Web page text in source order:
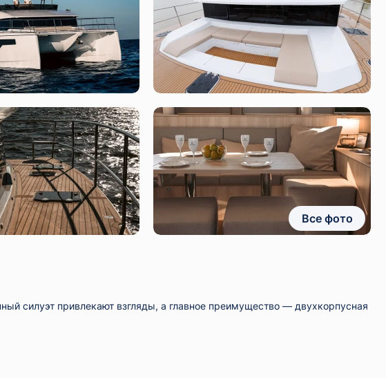
Все фото
силуэт привлекают взгляды, а главное преимущество — двухкорпусная